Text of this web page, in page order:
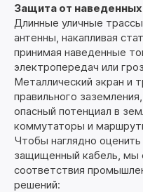
Защита от
Длинные уличные
антенны, накапливая
принимая наведенные
электропередач или
Металлический экран и
правильного
опасный потенциал в
коммутаторы и
Чтобы наглядно
защищенный кабель, мы
соответствия
решений: